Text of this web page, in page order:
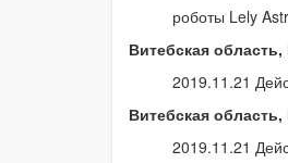
роботы Lely
Витебская
2019.11.21
Витебская
2019.11.21